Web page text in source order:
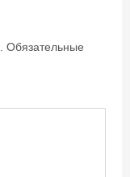
Обязательные